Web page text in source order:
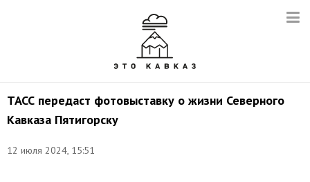
ТАСС передаст фотовыставку о жизни Северного
Кавказа Пятигорску
12 июля 2024, 15:51